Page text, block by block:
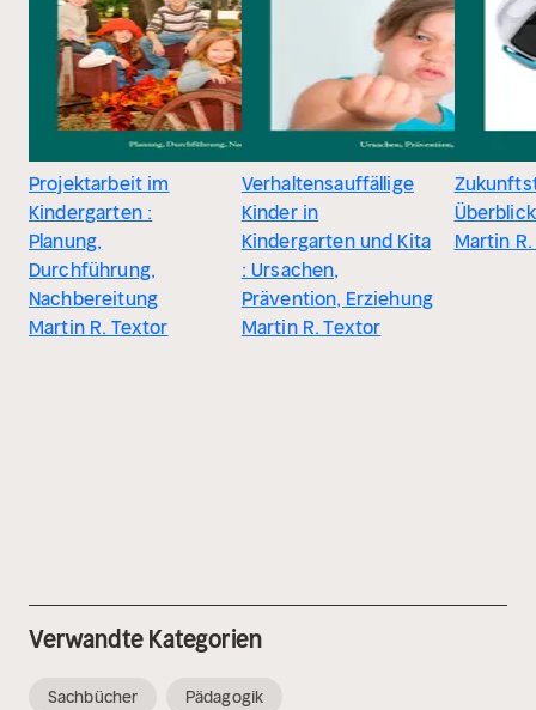
Projektarbeit im
Kindergarten :
Planung,
Durchführung,
Nachbereitung
Martin R. Textor
Verhaltensauffällige
Kinder in
Kindergarten und Kita
: Ursachen,
Prävention, Erziehung
Martin R. Textor
Überblick
Martin
Verwandte Kategorien
Sachbücher Pädagogik